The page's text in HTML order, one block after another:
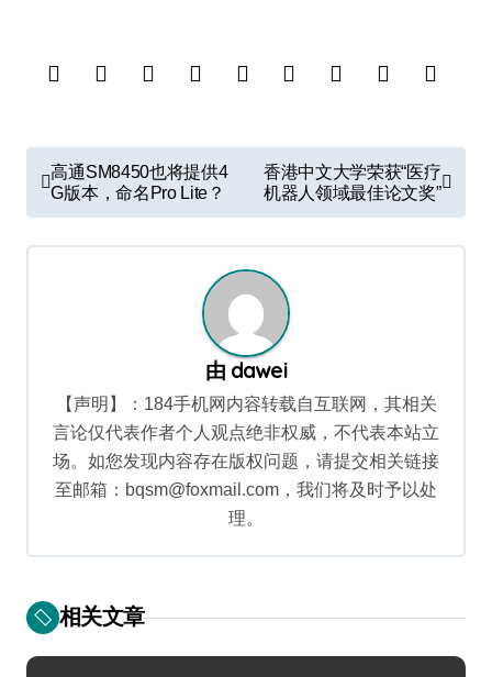
文
章
导
高通SM8450也将提供4
G版本，命名Pro Lite？
香港中文大学荣获“医疗
机器人领域最佳论文奖”
由 dawei
【声明】：184手机网内容转载自互联网，其相关
言论仅代表作者个人观点绝非权威，不代表本站立
场。如您发现内容存在版权问题，请提交相关链接
至邮箱：bqsm@foxmail.com，我们将及时予以处
理。
相关文章